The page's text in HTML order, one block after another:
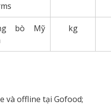
bò Mỹ
kg
và offline tại Gofood;